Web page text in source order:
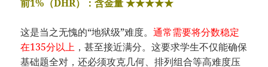
前1%（DHR）：含金量 ★★★★★
这是当之无愧的“地狱级”难度。通常需要将分数稳定
在135分以上 ，甚至接近满分。这要求学生不仅能确保
基础题全对，还必须攻克几何、排列组合等高难度压